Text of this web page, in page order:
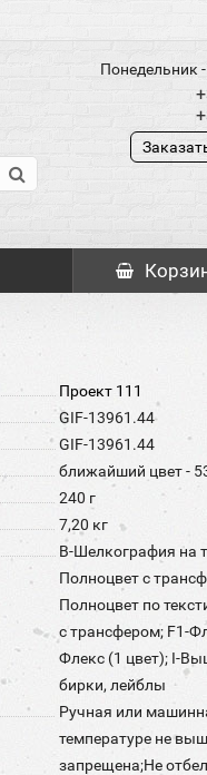
Понедельник
Проект 111
GIF-13961.44
GIF-13961.44
ближайший цвет -
240 г
7,20 кг
B-Шелкография на
Полноцвет с
Полноцвет по
с трансфером; F1-
Флекс (1 цвет); I-
бирки, лейблы
Ручная или
температуре не
запрещена;Не